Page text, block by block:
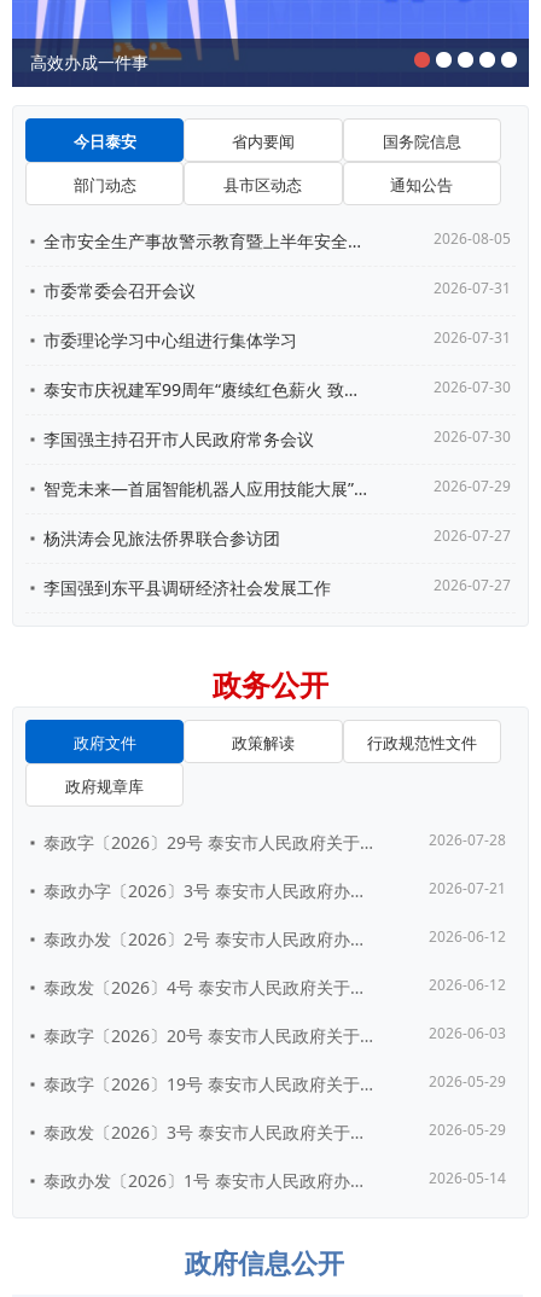
高效办成一件事
今日泰安 省内要闻
国务院信息
部门动态
县市区动态 通知公告
全市安全生产事故警示教育暨上半年安全形势分析会议召开 2026-08-05
市委常委会召开会议 2026-07-31
市委理论学习中心组进行集体学习 2026-07-31
泰安市庆祝建军99周年“赓续红色薪火 致敬泰山兵功臣... 2026-07-30
李国强主持召开市人民政府常务会议 2026-07-30
智竞未来—首届智能机器人应用技能大展”发布活动在北京... 2026-07-29
杨洪涛会见旅法侨界联合参访团 2026-07-27
李国强到东平县调研经济社会发展工作 2026-07-27
政务公开
政府文件 政策解读
行政规范性文件
政府规章库
泰政字〔2026〕29号 泰安市人民政府关于公布泰安市第四批历史建筑名单的通... 2026-07-28
泰政办字〔2026〕3号 泰安市人民政府办公室关于印发《泰安市建立完善长期护... 2026-07-21
泰政办发〔2026〕2号 泰安市人民政府办公室关于印发泰安市人民政府2026... 2026-06-12
泰政发〔2026〕4号 泰安市人民政府关于公布《泰安市人民政府2026年重大... 2026-06-12
泰政字〔2026〕20号 泰安市人民政府关于印发《泰安市政府投资项目管理办法... 2026-06-03
泰政字〔2026〕19号 泰安市人民政府关于继续执行和废止部分市政府行政规范... 2026-05-29
泰政发〔2026〕3号 泰安市人民政府关于印发《泰安市国民经济和社会发展第十... 2026-05-29
泰政办发〔2026〕1号 泰安市人民政府办公室关于支持人工智能OPC发展的实... 2026-05-14
政府信息公开